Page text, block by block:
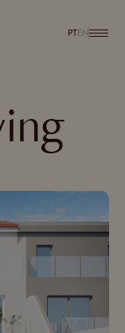
PTEN